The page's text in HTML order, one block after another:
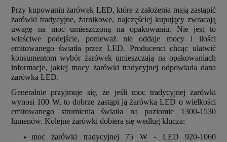
Przy kupowaniu żarówek LED, które z założenia mają zastąpić
żarówki tradycyjne, żarnikowe, najczęściej kupujący zwracają
uwagę na moc umieszczoną na opakowaniu. Nie jest to
właściwe podejście, ponieważ nie oddaje mocy i ilości
emitowanego światła przez LED. Producenci chcąc ułatwić
konsumentom wybór żarówek umieszczają na opakowaniach
informacje, jakiej mocy żarówki tradycyjnej odpowiada dana
żarówka LED.
Generalnie przyjmuje się, że jeśli moc tradycyjnej żarówki
wynosi 100 W, to dobrze zastąpi ją żarówka LED o wielkości
emitowanego strumienia światła na poziomie 1300-1530
lumenów. Kolejne żarówki dobiera się według klucza:
moc żarówki tradycyjnej 75 W - LED 920-1060